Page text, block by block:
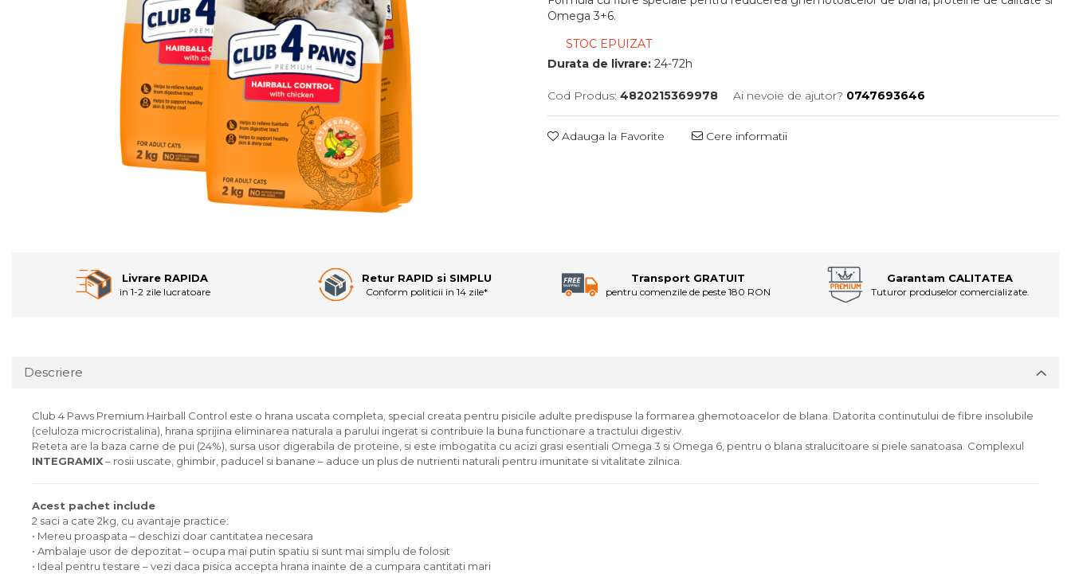
Omega 3+6.
STOC EPUIZAT
Durata de livrare: 24-72h
Cod Produs: 4820215369978 Ai nevoie de ajutor? 0747693646
Adauga la Favorite Cere informatii
Livrare RAPIDA
in 1-2 zile lucratoare
Retur RAPID si SIMPLU
Conform politicii in 14 zile*
Transport GRATUIT
pentru comenzile de peste 180 RON
Garantam CALITATEA
Tuturor produselor comercializate.
Descriere
Club 4 Paws Premium Hairball Control este o hrana uscata completa, special creata pentru pisicile adulte predispuse la formarea ghemotoacelor de blana. Datorita continutului de fibre insolubile
(celuloza microcristalina), hrana sprijina eliminarea naturala a parului ingerat si contribuie la buna functionare a tractului digestiv.
Reteta are la baza carne de pui (24%), sursa usor digerabila de proteine, si este imbogatita cu acizi grasi esentiali Omega 3 si Omega 6, pentru o blana stralucitoare si piele sanatoasa. Complexul
INTEGRAMIX– rosii uscate, ghimbir, paducel si banane – aduce un plus de nutrienti naturali pentru imunitate si vitalitate zilnica.
Acest pachet include
2 saci a cate 2kg, cu avantaje practice:
• Mereu proaspata – deschizi doar cantitatea necesara
• Ambalaje usor de depozitat – ocupa mai putin spatiu si sunt mai simplu de folosit
• Ideal pentru testare – vezi daca pisica accepta hrana inainte de a cumpara cantitati mari